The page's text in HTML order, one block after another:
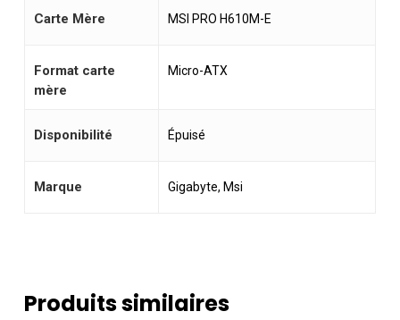
Carte Mère MSI PRO H610M-E
Format carte
mère
Micro-ATX
Disponibilité Épuisé
Marque Gigabyte, Msi
Produits similaires